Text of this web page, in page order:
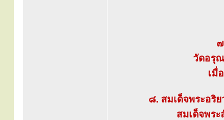
วัดอรุ
เมื่
๘. สมเด็จพระอริ
สมเด็จพร